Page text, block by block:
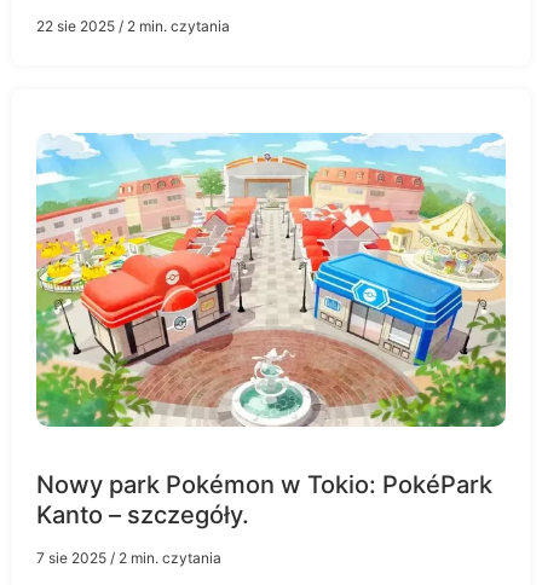
22 sie 2025 / 2 min. czytania
Nowy park Pokémon w Tokio: PokéPark
Kanto – szczegóły.
7 sie 2025 / 2 min. czytania